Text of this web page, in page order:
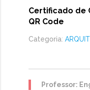
Certificado de
QR Code
Categoria:
Professor: